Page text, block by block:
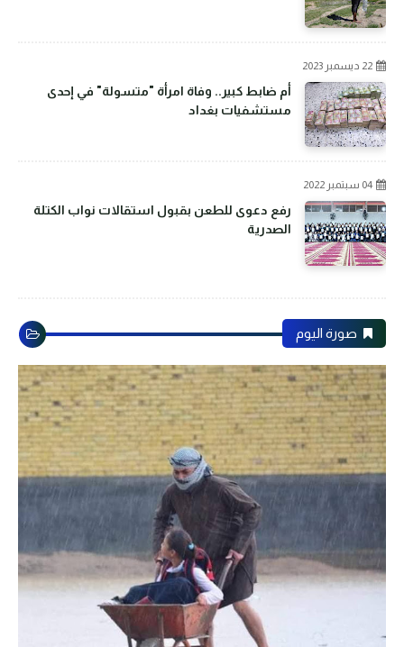
22 ديسمبر 2023
أم ضابط كبير.. وفاة امرأة "متسولة" في إحدى
مستشفيات بغداد
04 سبتمبر 2022
رفع دعوى للطعن بقبول استقالات نواب الكتلة
الصدرية
صورة اليوم